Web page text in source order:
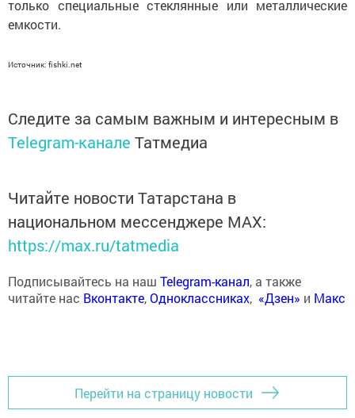
только специальные стеклянные или металлические
емкости.
Источник: fishki.net
Следите за самым важным и интересным в
Telegram-канале Татмедиа
Читайте новости Татарстана в
национальном мессенджере MАХ:
https://max.ru/tatmedia
Подписывайтесь на наш Telegram-канал, а также
читайте нас Вконтакте,Одноклассниках, «Дзен» и Макс
Перейти на страницу новости